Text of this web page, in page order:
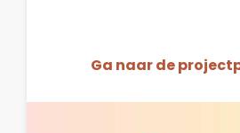
Ga naar de